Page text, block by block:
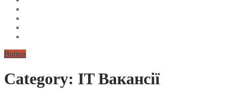
Button
Category: IT Вакансії